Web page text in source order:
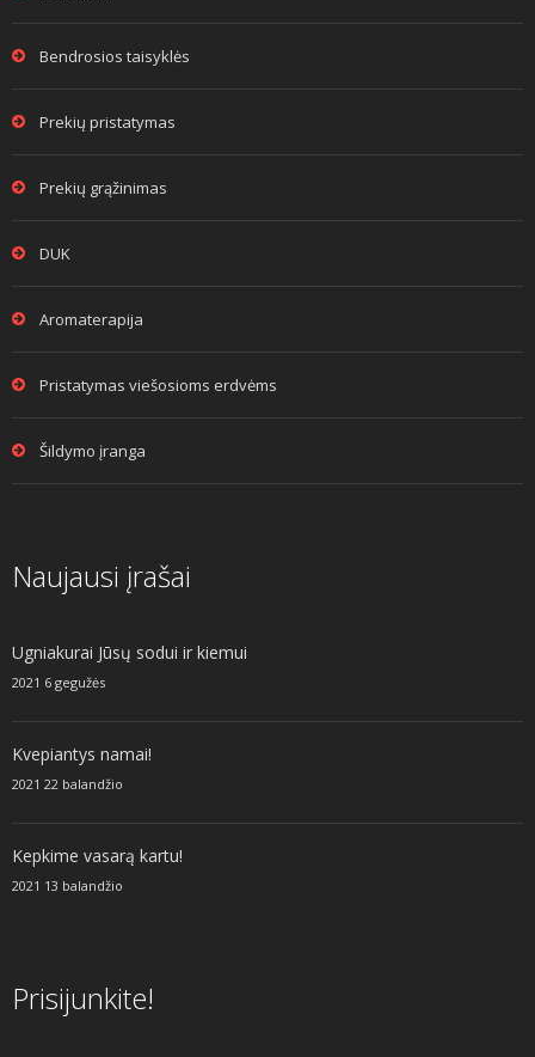
Bendrosios taisyklės
Prekių pristatymas
Prekių grąžinimas
DUK
Aromaterapija
Pristatymas viešosioms erdvėms
Šildymo įranga
Naujausi įrašai
Ugniakurai Jūsų sodui ir kiemui
2021 6 gegužės
Kvepiantys namai!
2021 22 balandžio
Kepkime vasarą kartu!
2021 13 balandžio
Prisijunkite!